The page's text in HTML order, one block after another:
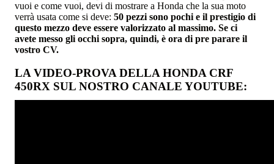
vuoi e come vuoi, devi di mostrare a Honda che la sua moto
verrà usata come si deve: 50 pezzi sono pochi e il prestigio di
questo mezzo deve essere valorizzato al massimo. Se ci
avete messo gli occhi sopra, quindi, è ora di pre parare il
vostro CV.
LA VIDEO-PROVA DELLA HONDA CRF
450RX SUL NOSTRO CANALE YOUTUBE: